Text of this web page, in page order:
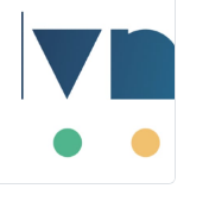
Damien Van Achter